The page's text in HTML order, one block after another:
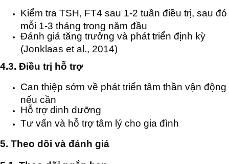
Kiểm tra TSH, FT4 sau 1-2 tuần điều trị, sau đó
mỗi 1-3 tháng trong năm đầu
Đánh giá tăng trưởng và phát triển định kỳ
(Jonklaas et al., 2014)
4.3. Điều trị hỗ trợ
Can thiệp sớm về phát triển tâm thần vận động
nếu cần
Hỗ trợ dinh dưỡng
Tư vấn và hỗ trợ tâm lý cho gia đình
5. Theo dõi và đánh giá